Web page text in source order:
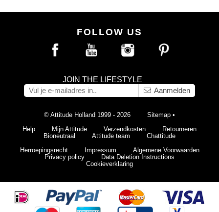
FOLLOW US
JOIN THE LIFESTYLE
Aanmelden
© Attitude Holland 1999 - 2026 Sitemap •
Help
Mijn Attitude Verzendkosten
Retourneren
Bioneutraal
Attitude team
Chattitude
Herroepingsrecht
Impressum
Algemene Voorwaarden
Privacy policy
Data Deletion Instructions
Cookieverklaring